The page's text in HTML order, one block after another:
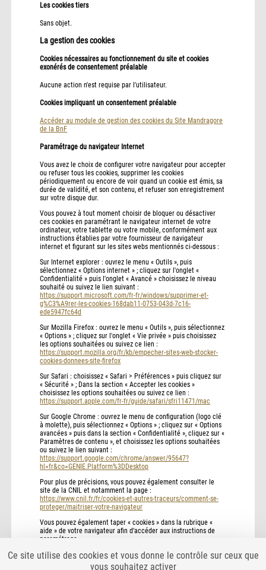
Les cookies tiers
Sans objet.
La gestion des cookies
Cookies nécessaires au fonctionnement du site et cookies
exonérés de consentement préalable
Aucune action n'est requise par l'utilisateur.
Cookies impliquant un consentement préalable
Accéder au module de gestion des cookies du Site Mandragore
de la BnF
Paramétrage du navigateur Internet
Vous avez le choix de configurer votre navigateur pour accepter
ou refuser tous les cookies, supprimer les cookies
périodiquement ou encore de voir quand un cookie est émis, sa
durée de validité, et son contenu, et refuser son enregistrement
sur votre disque dur.
Vous pouvez à tout moment choisir de bloquer ou désactiver
ces cookies en paramétrant le navigateur internet de votre
ordinateur, votre tablette ou votre mobile, conformément aux
instructions établies par votre fournisseur de navigateur
internet et figurant sur les sites webs mentionnés ci-dessous :
Sur Internet explorer : ouvrez le menu « Outils », puis
sélectionnez « Options internet » ; cliquez sur l'onglet «
Confidentialité » puis l'onglet « Avancé » choisissez le niveau
souhaité ou suivez le lien suivant :
https://support.microsoft.com/fr-fr/windows/supprimer-et-
g%C3%A9rer-les-cookies-168dab11-0753-043d-7c16-
ede5947fc64d
Sur Mozilla Firefox : ouvrez le menu « Outils », puis sélectionnez
« Options » ; cliquez sur l'onglet « Vie privée » puis choisissez
les options souhaitées ou suivez ce lien :
https://support.mozilla.org/fr/kb/empecher-sites-web-stocker-
cookies-donnees-site-firefox
Sur Safari : choisissez « Safari > Préférences » puis cliquez sur
« Sécurité » ; Dans la section « Accepter les cookies »
choisissez les options souhaitées ou suivez ce lien :
https://support.apple.com/fr-fr/guide/safari/sfri11471/mac
Sur Google Chrome : ouvrez le menu de configuration (logo clé
à molette), puis sélectionnez « Options » ; cliquez sur « Options
avancées » puis dans la section « Confidentialité », cliquez sur «
Paramètres de contenu », et choisissez les options souhaitées
ou suivez le lien suivant :
https://support.google.com/chrome/answer/95647?
hl=fr&co=GENIE.Platform%3DDesktop
Pour plus de précisions, vous pouvez également consulter le
site de la CNIL et notamment la page :
https://www.cnil.fr/fr/cookies-et-autres-traceurs/comment-se-
proteger/maitriser-votre-navigateur
Vous pouvez également taper « cookies » dans la rubrique «
aide » de votre navigateur afin d‘accéder aux instructions de
paramétrage.
Ce site utilise des cookies et vous donne le contrôle sur ceux que
vous souhaitez activer